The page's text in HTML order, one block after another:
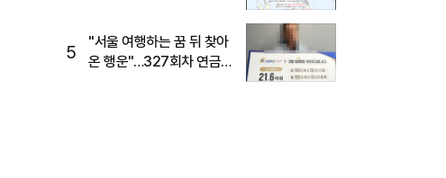
5
"서울 여행하는 꿈 뒤 찾아
온 행운"…327회차 연금